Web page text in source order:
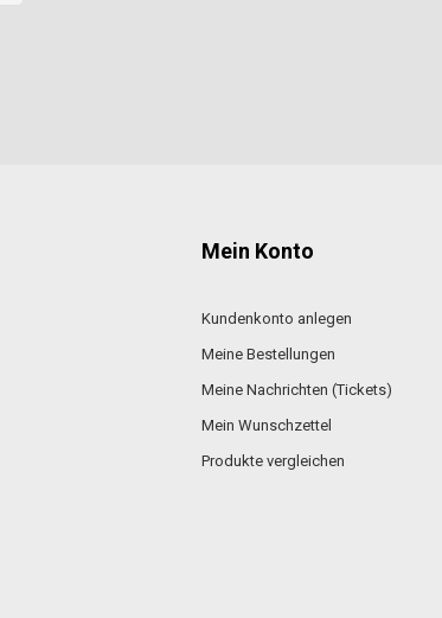
Mein Konto
Kundenkonto anlegen
Meine Bestellungen
Meine Nachrichten (Tickets)
Mein Wunschzettel
Produkte vergleichen